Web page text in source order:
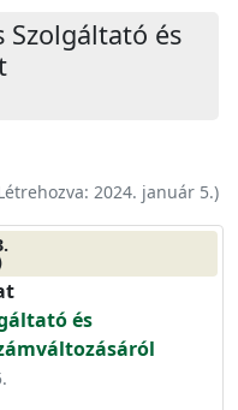
Szolgáltató és
2024. január 5.)
és